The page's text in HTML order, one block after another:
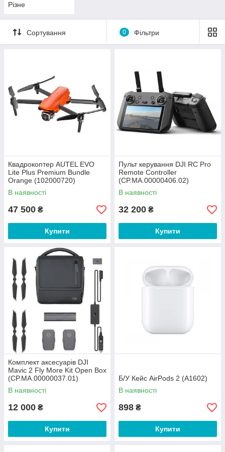
Різне
Сортування 0 Фільтри
Квадрокоптер AUTEL EVO
Lite Plus Premium Bundle
Orange (102000720)
В наявності
47 500 ₴
Купити
Пульт керування DJI RC Pro
Remote Controller
(CP.MA.00000406.02)
В наявності
32 200 ₴
Купити
Комплект аксесуарів DJI
Mavic 2 Fly More Kit Open Box
(CP.MA.00000037.01)
В наявності
12 000 ₴
Купити
Б/У Кейс AirPods 2 (A1602)
В наявності
898 ₴
Купити